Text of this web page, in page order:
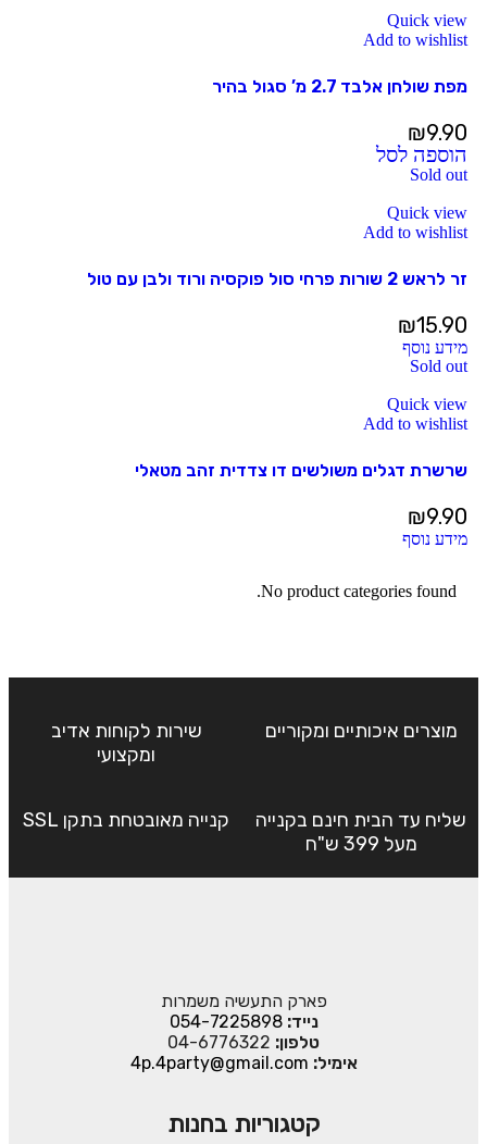
Quick view
Add to wishlist
מפת שולחן אלבד 2.7 מ’ סגול בהיר
₪9.90
הוספה לסל
Sold out
Quick view
Add to wishlist
זר לראש 2 שורות פרחי סול פוקסיה ורוד ולבן עם טול
₪15.90
מידע נוסף
Sold out
Quick view
Add to wishlist
שרשרת דגלים משולשים דו צדדית זהב מטאלי
₪9.90
מידע נוסף
No product categories found.
מוצרים איכותיים ומקוריים
שירות לקוחות אדיב
ומקצועי
שליח עד הבית חינם בקנייה
מעל 399 ש"ח
קנייה מאובטחת בתקן SSL
פארק התעשיה משמרות
נייד:054-7225898
טלפון: 04-6776322
אימיל: 4p.4party@gmail.com
קטגוריות בחנות